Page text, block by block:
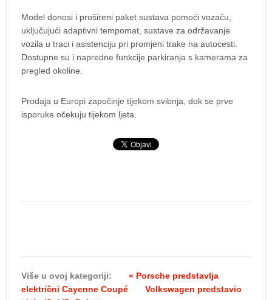
Model donosi i prošireni paket sustava pomoći vozaču,
uključujući adaptivni tempomat, sustave za održavanje
vozila u traci i asistenciju pri promjeni trake na autocesti.
Dostupne su i napredne funkcije parkiranja s kamerama za
pregled okoline.
Prodaja u Europi započinje tijekom svibnja, dok se prve
isporuke očekuju tijekom ljeta.
Više u ovoj kategoriji:
« Porsche predstavlja
električni Cayenne Coupé
Volkswagen predstavio